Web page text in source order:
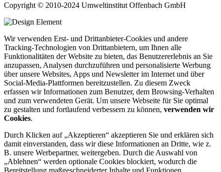
Copyright © 2010-2024 Umweltinstitut Offenbach GmbH
Wir verwenden Erst- und Drittanbieter-Cookies und andere
Tracking-Technologien von Drittanbietern, um Ihnen alle
Funktionalitäten der Website zu bieten, das Benutzererlebnis an Sie
anzupassen, Analysen durchzuführen und personalisierte Werbung
über unsere Websites, Apps und Newsletter im Internet und über
Social-Media-Plattformen bereitzustellen. Zu diesem Zweck
erfassen wir Informationen zum Benutzer, dem Browsing-Verhalten
und zum verwendeten Gerät. Um unsere Webseite für Sie optimal
zu gestalten und fortlaufend verbessern zu können, verwenden wir
Cookies.
Durch Klicken auf „Akzeptieren“ akzeptieren Sie und erklären sich
damit einverstanden, dass wir diese Informationen an Dritte, wie z.
B. unsere Werbepartner, weitergeben. Durch die Auswahl von
„Ablehnen“ werden optionale Cookies blockiert, wodurch die
Bereitstellung maßgeschneiderter Inhalte und Funktionen